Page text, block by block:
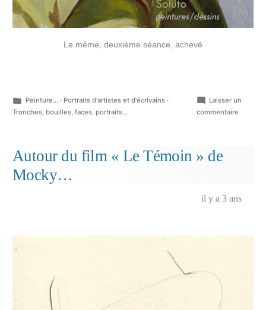
Le même, deuxième séance, achevé
Publié
dans
Peinture... · Portraits d'artistes et d'écrivains·
Tronches, bouilles, faces, portraits...
Laisser un
commentairesur
Autour du film « Le Témoin » de
Mocky…
il y a 3 ans